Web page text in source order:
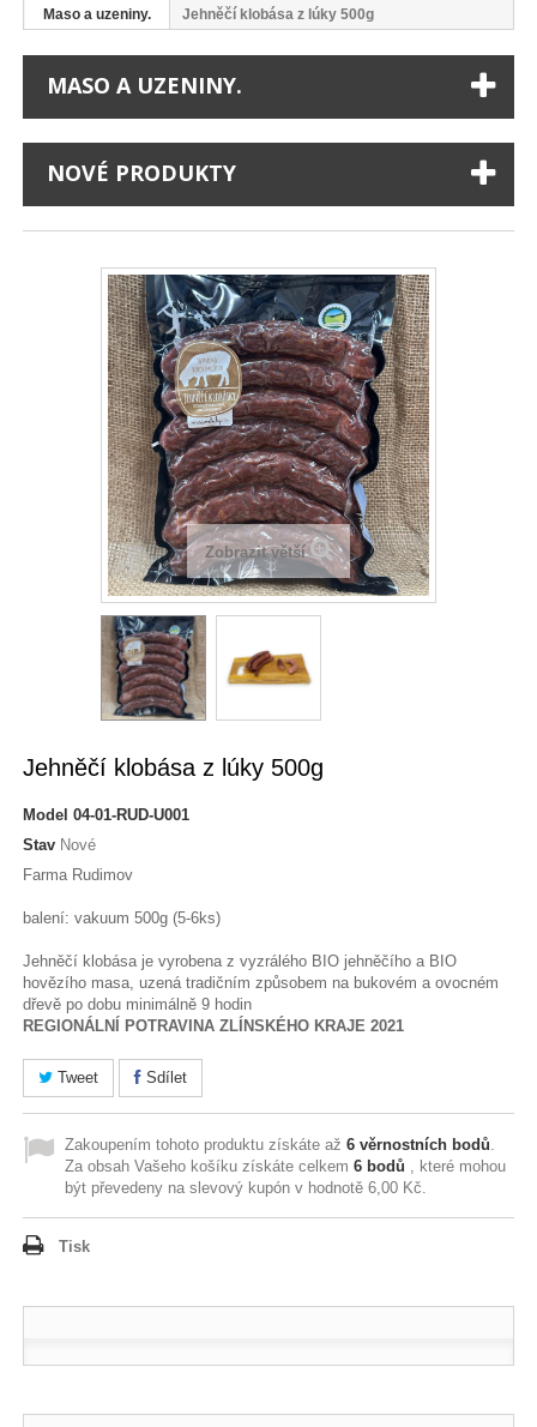
Maso a uzeniny. Jehněčí klobása z lúky 500g
MASO A UZENINY.
NOVÉ PRODUKTY
Zobrazit větší
Jehněčí klobása z lúky 500g
Model 04-01-RUD-U001
Stav Nové
Farma Rudimov
balení: vakuum 500g (5-6ks)
Jehněčí klobása je vyrobena z vyzrálého BIO jehněčího a BIO
hovězího masa, uzená tradičním způsobem na bukovém a ovocném
dřevě po dobu minimálně 9 hodin
REGIONÁLNÍ POTRAVINA ZLÍNSKÉHO KRAJE 2021
Tweet Sdílet
Zakoupením tohoto produktu získáte až6 věrnostních bodů.
Za obsah Vašeho košíku získáte celkem6 bodů , které mohou
být převedeny na slevový kupón v hodnotě6,00 Kč.
Tisk